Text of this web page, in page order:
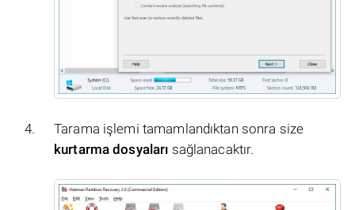
Tarama işlemi tamamlandıktan sonra size
kurtarma dosyaları sağlanacaktır.